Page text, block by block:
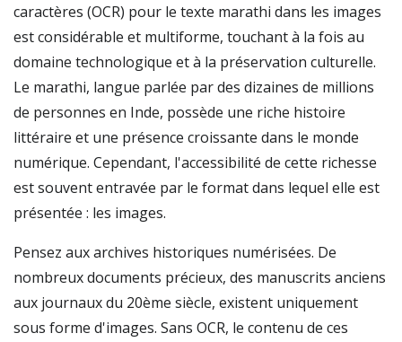
caractères (OCR) pour le texte marathi dans les images
est considérable et multiforme, touchant à la fois au
domaine technologique et à la préservation culturelle.
Le marathi, langue parlée par des dizaines de millions
de personnes en Inde, possède une riche histoire
littéraire et une présence croissante dans le monde
numérique. Cependant, l'accessibilité de cette richesse
est souvent entravée par le format dans lequel elle est
présentée : les images.
Pensez aux archives historiques numérisées. De
nombreux documents précieux, des manuscrits anciens
aux journaux du 20ème siècle, existent uniquement
sous forme d'images. Sans OCR, le contenu de ces